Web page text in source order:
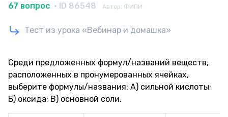
67 вопрос · ID 86548 Автор: ФИПИ
Тест из урока «Вебинар и домашка»
Среди предложенных формул/названий веществ,
расположенных в пронумерованных ячейках,
выберите формулы/названия: А) сильной кислоты;
Б) оксида; В) основной соли.